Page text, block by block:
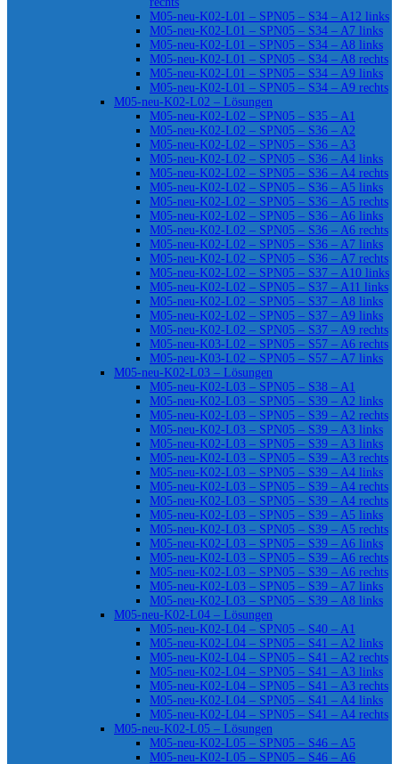
M05-neu-K02-L01 – SPN05 – S34 – A12 links
M05-neu-K02-L01 – SPN05 – S34 – A7 links
M05-neu-K02-L01 – SPN05 – S34 – A8 links
M05-neu-K02-L01 – SPN05 – S34 – A8 rechts
M05-neu-K02-L01 – SPN05 – S34 – A9 links
M05-neu-K02-L01 – SPN05 – S34 – A9 rechts
M05-neu-K02-L02 – Lösungen
M05-neu-K02-L02 – SPN05 – S35 – A1
M05-neu-K02-L02 – SPN05 – S36 – A2
M05-neu-K02-L02 – SPN05 – S36 – A3
M05-neu-K02-L02 – SPN05 – S36 – A4 links
M05-neu-K02-L02 – SPN05 – S36 – A4 rechts
M05-neu-K02-L02 – SPN05 – S36 – A5 links
M05-neu-K02-L02 – SPN05 – S36 – A5 rechts
M05-neu-K02-L02 – SPN05 – S36 – A6 links
M05-neu-K02-L02 – SPN05 – S36 – A6 rechts
M05-neu-K02-L02 – SPN05 – S36 – A7 links
M05-neu-K02-L02 – SPN05 – S36 – A7 rechts
M05-neu-K02-L02 – SPN05 – S37 – A10 links
M05-neu-K02-L02 – SPN05 – S37 – A11 links
M05-neu-K02-L02 – SPN05 – S37 – A8 links
M05-neu-K02-L02 – SPN05 – S37 – A9 links
M05-neu-K02-L02 – SPN05 – S37 – A9 rechts
M05-neu-K03-L02 – SPN05 – S57 – A6 rechts
M05-neu-K03-L02 – SPN05 – S57 – A7 links
M05-neu-K02-L03 – Lösungen
M05-neu-K02-L03 – SPN05 – S38 – A1
M05-neu-K02-L03 – SPN05 – S39 – A2 links
M05-neu-K02-L03 – SPN05 – S39 – A2 rechts
M05-neu-K02-L03 – SPN05 – S39 – A3 links
M05-neu-K02-L03 – SPN05 – S39 – A3 links
M05-neu-K02-L03 – SPN05 – S39 – A3 rechts
M05-neu-K02-L03 – SPN05 – S39 – A4 links
M05-neu-K02-L03 – SPN05 – S39 – A4 rechts
M05-neu-K02-L03 – SPN05 – S39 – A4 rechts
M05-neu-K02-L03 – SPN05 – S39 – A5 links
M05-neu-K02-L03 – SPN05 – S39 – A5 rechts
M05-neu-K02-L03 – SPN05 – S39 – A6 links
M05-neu-K02-L03 – SPN05 – S39 – A6 rechts
M05-neu-K02-L03 – SPN05 – S39 – A6 rechts
M05-neu-K02-L03 – SPN05 – S39 – A7 links
M05-neu-K02-L03 – SPN05 – S39 – A8 links
M05-neu-K02-L04 – Lösungen
M05-neu-K02-L04 – SPN05 – S40 – A1
M05-neu-K02-L04 – SPN05 – S41 – A2 links
M05-neu-K02-L04 – SPN05 – S41 – A2 rechts
M05-neu-K02-L04 – SPN05 – S41 – A3 links
M05-neu-K02-L04 – SPN05 – S41 – A3 rechts
M05-neu-K02-L04 – SPN05 – S41 – A4 links
M05-neu-K02-L04 – SPN05 – S41 – A4 rechts
M05-neu-K02-L05 – Lösungen
M05-neu-K02-L05 – SPN05 – S46 – A5
M05-neu-K02-L05 – SPN05 – S46 – A6